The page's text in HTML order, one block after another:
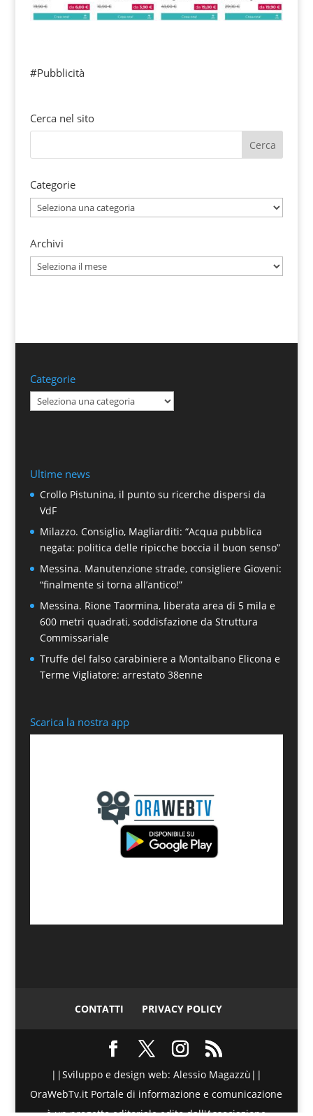
#Pubblicità
Cerca nel sito
Categorie
Categorie
Archivi
Archivi
Categorie
Categorie
Ultime news
Crollo Pistunina, il punto su ricerche dispersi da
VdF
Milazzo. Consiglio, Magliarditi: “Acqua pubblica
negata: politica delle ripicche boccia il buon senso”
Messina. Manutenzione strade, consigliere Gioveni:
“finalmente si torna all’antico!”
Messina. Rione Taormina, liberata area di 5 mila e
600 metri quadrati, soddisfazione da Struttura
Commissariale
Truffe del falso carabiniere a Montalbano Elicona e
Terme Vigliatore: arrestato 38enne
Scarica la nostra app
CONTATTI PRIVACY POLICY
||Sviluppo e design web: Alessio Magazzù||
OraWebTv.it Portale di informazione e comunicazione